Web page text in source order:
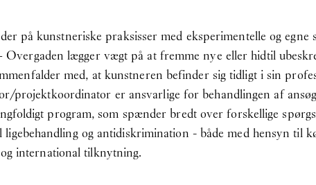
på kunstneriske praksisser med eksperimentelle og egne
lægger vægt på at fremme nye eller hidtil
med, at kunstneren befinder sig tidligt i sin
projektkoordinator er ansvarlige for behandlingen af
program, som spænder bredt over forskellige
og antidiskrimination - både med hensyn til
international tilknytning.